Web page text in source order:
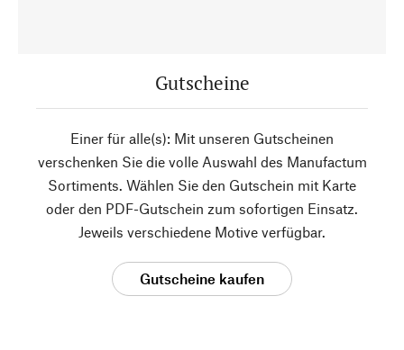
Gutscheine
Einer für alle(s): Mit unseren Gutscheinen
verschenken Sie die volle Auswahl des Manufactum
Sortiments. Wählen Sie den Gutschein mit Karte
oder den PDF-Gutschein zum sofortigen Einsatz.
Jeweils verschiedene Motive verfügbar.
Gutscheine kaufen